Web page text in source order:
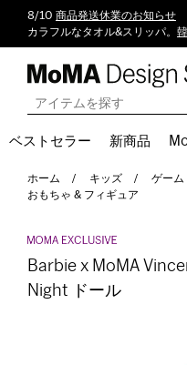
8/10 商品発送休業のお知らせ
カラフルなタオル&スリッパ。
ベストセラー 新商品
ホーム キッズ
ゲーム
おもちゃ & フィギュア
Barbie x MoMA
Night ドール